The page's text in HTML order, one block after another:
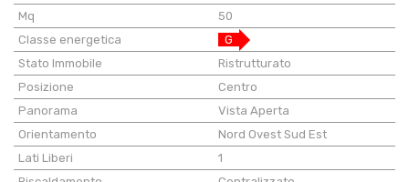
Mq
50
Classe energetica
G
Stato Immobile
Ristrutturato
Posizione
Centro
Panorama
Vista Aperta
Orientamento
Nord Ovest Sud Est
Lati Liberi
1